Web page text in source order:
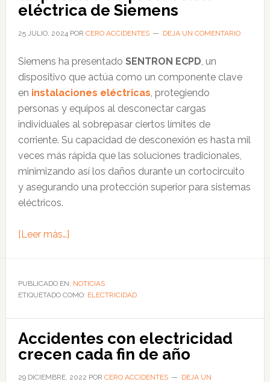
en
construcciones
eléctrica de Siemens
25 JULIO, 2024POR CERO ACCIDENTES DEJA UN COMENTARIO
Siemens ha presentado SENTRON ECPD, un
dispositivo que actúa como un componente clave
en instalaciones eléctricas, protegiendo
personas y equipos al desconectar cargas
individuales al sobrepasar ciertos límites de
corriente. Su capacidad de desconexión es hasta mil
veces más rápida que las soluciones tradicionales,
minimizando así los daños durante un cortocircuito
y asegurando una protección superior para sistemas
eléctricos.
[Leer más…]acerca
ECPD,
el
de
protección
eléctrica
PUBLICADO EN: NOTICIAS
ETIQUETADO COMO: ELECTRICIDAD
Accidentes con electricidad
crecen cada fin de año
29 DICIEMBRE, 2022 POR CERO ACCIDENTES
DEJA UN